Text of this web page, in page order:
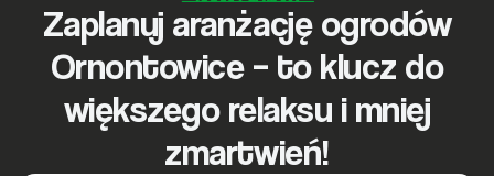
Zaplanuj aranżację ogrodów
Ornontowice – to klucz do
większego relaksu i mniej
zmartwień!